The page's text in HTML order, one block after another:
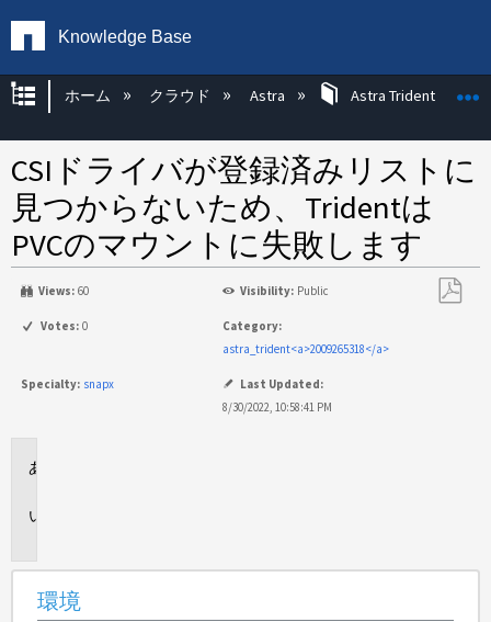
Knowledge Base
グローバル階層を展開/折りたたむ
ホーム クラウド Astra Astra Trident
CSIドライバが登録済みリストに
見つからないため、Tridentは
PVCのマウントに失敗します
Views: 60 Visibility: Public
Votes: 0
Category:
astra_trident<a>2009265318</a>
Specialty: snapx
Last Updated:
8/30/2022, 10:58:41 PM
環境